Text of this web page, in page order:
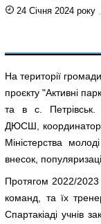
24 Січня 2024 року
На території
проєкту "Активні
та в с.
ДЮСШ, координатор
Міністерства
внесок,
Протягом 2022/2023
команд, та їх
Спартакіаді учнів